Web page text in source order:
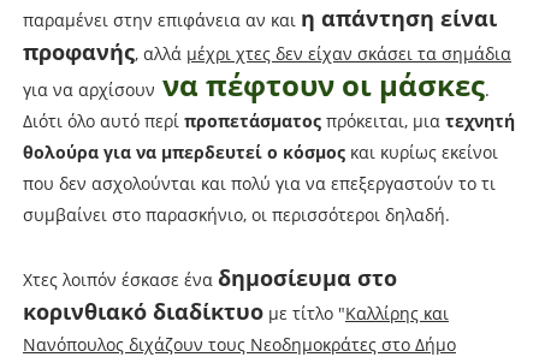
παραμένει στην επιφάνεια αν και η απάντηση είναι
προφανής, αλλά μέχρι χτες δεν είχαν σκάσει τα σημάδια
για να αρχίσουν να πέφτουν οι μάσκες.
Διότι όλο αυτό περί προπετάσματος πρόκειται, μια τεχνητή
θολούρα για να μπερδευτεί ο κόσμοςκαι κυρίως εκείνοι
που δεν ασχολούνται και πολύ για να επεξεργαστούν το τι
συμβαίνει στο παρασκήνιο, οι περισσότεροι δηλαδή.
Χτες λοιπόν έσκασε ένα δημοσίευμα στο
κορινθιακό διαδίκτυομε τίτλο "Καλλίρης και
Νανόπουλος διχάζουν τους Νεοδημοκράτες στο Δήμο